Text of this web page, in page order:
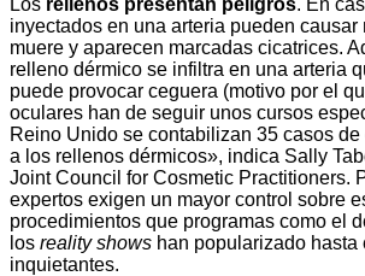
inyectados en una arteria pueden causar
muere y aparecen marcadas cicatrices.
relleno dérmico se infiltra en una arteria
puede provocar ceguera (motivo por el
oculares han de seguir unos cursos
Reino Unido se contabilizan 35 casos
a los rellenos dérmicos», indica Sally
Joint Council for Cosmetic Practitioners.
expertos exigen un mayor control sobre
procedimientos que programas como el
los reality shows han popularizado hasta
inquietantes.